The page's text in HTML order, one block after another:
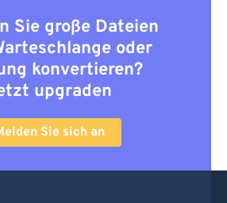
Sie große Dateien
oder
konvertieren?
upgraden
Sie sich an